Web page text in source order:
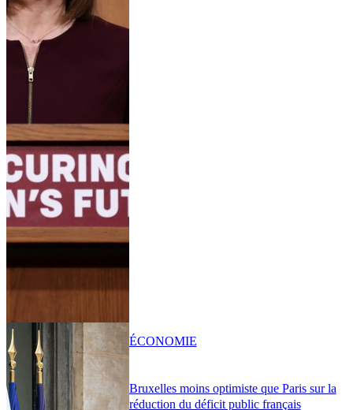
Bruxelles moins optimiste que Paris sur la
réduction du déficit public français
ÉCONOMIE